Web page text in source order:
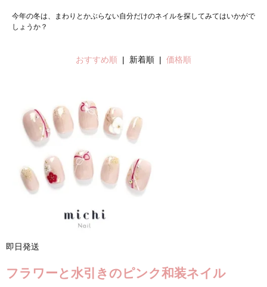
今年の冬は、まわりとかぶらない自分だけのネイルを探してみてはいかがで
しょうか？
おすすめ順 | 新着順 | 価格順
即日発送
フラワーと水引きのピンク和装ネイル